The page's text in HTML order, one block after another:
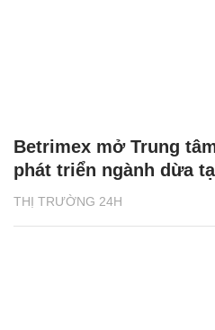
THỊ TRƯỜNG 24H
Betrimex mở Trung
phát triển ngành dừa